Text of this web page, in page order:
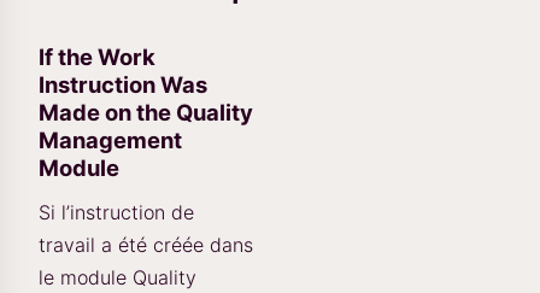
If the Work
Instruction Was
Made on the Quality
Management
Module
Si l’instruction de
travail a été créée dans
le module Quality